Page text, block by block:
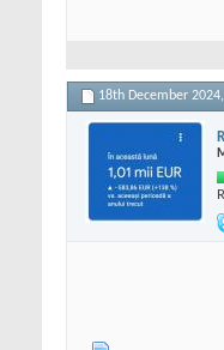
18th December 2024,